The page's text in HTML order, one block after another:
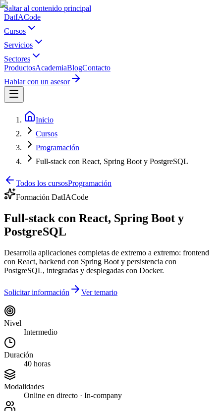
Saltar al contenido principal
DatIACode
Cursos
Servicios
Sectores
ProductosAcademiaBlogContacto
Hablar con un asesor
Inicio
Cursos
Programación
Full-stack con React, Spring Boot y PostgreSQL
Todos los cursosProgramación
Formación DatIACode
Full-stack con React, Spring Boot y
PostgreSQL
Desarrolla aplicaciones completas de extremo a extremo: frontend
con React, backend con Spring Boot y persistencia con
PostgreSQL, integradas y desplegadas con Docker.
Solicitar información Ver temario
Nivel
Intermedio
Duración
40 horas
Modalidades
Online en directo · In-company